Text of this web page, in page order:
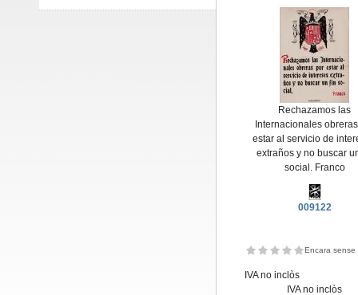
Rechazamos las
Internacionales
estar al servicio de
extraños y no buscar
social. Franco
009122
Encara sense
IVA no inclòs
IVA no inclòs